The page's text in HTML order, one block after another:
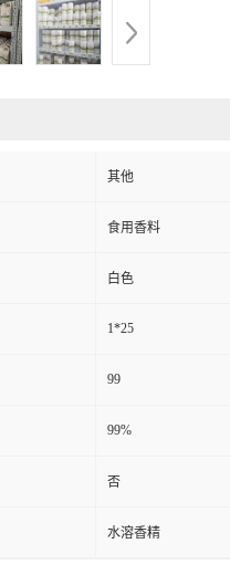
其他
食用香料
白色
1*25
99
99%
否
水溶香精